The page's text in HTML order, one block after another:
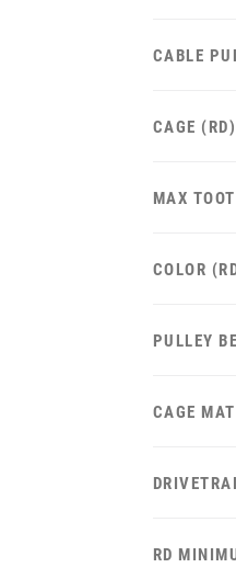
CABLE
CAGE (RD)
MAX
COLOR
PULLEY
CAGE
RD